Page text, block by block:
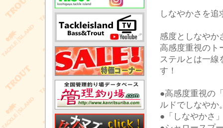
しなやかさを追
感度としなやか
高感度重視のト
ステルとは一線
す！
●高感度重視の
ルドでしなやか
●「しなやかさ